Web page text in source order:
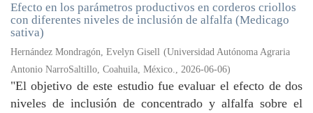
Efecto en los parámetros productivos en corderos criollos
con diferentes niveles de inclusión de alfalfa (Medicago
sativa)
Hernández Mondragón, Evelyn Gisell (Universidad Autónoma Agraria
Antonio NarroSaltillo, Coahuila, México., 2026-06-06)
"El objetivo de este estudio fue evaluar el efecto de dos
niveles de inclusión de concentrado y alfalfa sobre el